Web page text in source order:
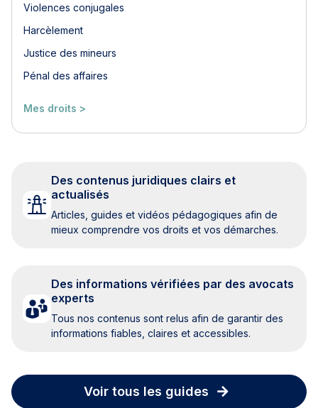
Violences conjugales
Harcèlement
Justice des mineurs
Pénal des affaires
Mes droits >
Des contenus juridiques clairs et
actualisés
Articles, guides et vidéos pédagogiques afin de
mieux comprendre vos droits et vos démarches.
Des informations vérifiées par des avocats
experts
Tous nos contenus sont relus afin de garantir des
informations fiables, claires et accessibles.
Voir tous les guides